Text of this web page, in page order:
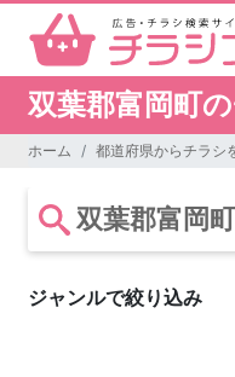
双葉郡富岡町
ホーム 都道府県からチラシ
双葉郡富岡
ジャンルで絞り込み